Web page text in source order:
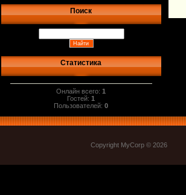
Поиск
Статистика
Онлайн всего:1
Гостей:1
Пользователей:0
Copyright MyCorp © 2026